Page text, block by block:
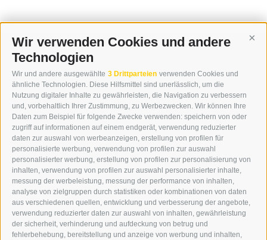
Wir verwenden Cookies und andere
Technologien
Wir und andere ausgewählte 3 Drittparteien verwenden Cookies und
ähnliche Technologien. Diese Hilfsmittel sind unerlässlich, um die
Nutzung digitaler Inhalte zu gewährleisten, die Navigation zu verbessern
und, vorbehaltlich Ihrer Zustimmung, zu Werbezwecken. Wir können Ihre
Daten zum Beispiel für folgende Zwecke verwenden: speichern von oder
zugriff auf informationen auf einem endgerät, verwendung reduzierter
daten zur auswahl von werbeanzeigen, erstellung von profilen für
personalisierte werbung, verwendung von profilen zur auswahl
personalisierter werbung, erstellung von profilen zur personalisierung von
inhalten, verwendung von profilen zur auswahl personalisierter inhalte,
messung der werbeleistung, messung der performance von inhalten,
analyse von zielgruppen durch statistiken oder kombinationen von daten
aus verschiedenen quellen, entwicklung und verbesserung der angebote,
verwendung reduzierter daten zur auswahl von inhalten, gewährleistung
der sicherheit, verhinderung und aufdeckung von betrug und
fehlerbehebung, bereitstellung und anzeige von werbung und inhalten,
KONTAKT
WIPP-MEDIA GMBH
DER ERKER
NEUSTADT 20A
I-39049 STERZING
TEL.: +39 0472 766876
GRAFIK@DERERKER.IT
INFO@DERERKER.IT
BARBARA.FONTANA@DERERKER.IT
DER ERKER
WERBEN IM ERKER